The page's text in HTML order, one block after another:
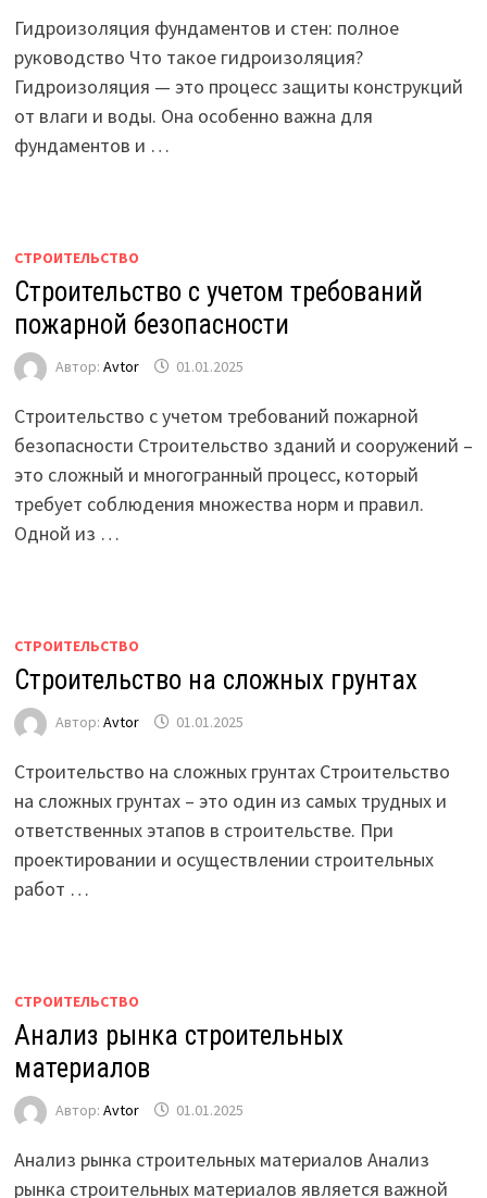
Гидроизоляция фундаментов и стен: полное
руководство Что такое гидроизоляция?
Гидроизоляция — это процесс защиты конструкций
от влаги и воды. Она особенно важна для
фундаментов и …
СТРОИТЕЛЬСТВО
Строительство с учетом требований
пожарной безопасности
Автор: Avtor 01.01.2025
Строительство с учетом требований пожарной
безопасности Строительство зданий и сооружений –
это сложный и многогранный процесс, который
требует соблюдения множества норм и правил.
Одной из …
СТРОИТЕЛЬСТВО
Строительство на сложных грунтах
Автор: Avtor 01.01.2025
Строительство на сложных грунтах Строительство
на сложных грунтах – это один из самых трудных и
ответственных этапов в строительстве. При
проектировании и осуществлении строительных
работ …
СТРОИТЕЛЬСТВО
Анализ рынка строительных
материалов
Автор: Avtor 01.01.2025
Анализ рынка строительных материалов Анализ
рынка строительных материалов является важной